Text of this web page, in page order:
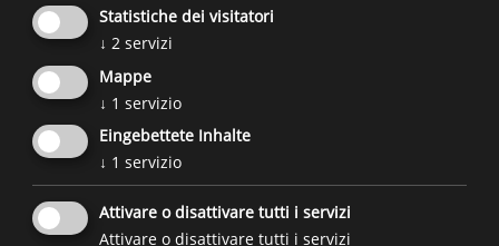
Quipotete trovare consigli su
vostri figli e le vostre figlie dalla violenza sessuale su
internet.
Fonte:SaferInternet.at
Un’iniziativa del Forum Prevenzione
collaborazione con
ulteriori partner.
Statistiche dei visitatori
↓ 2 servizi
Mappe
↓ 1 servizio
Eingebettete Inhalte
↓ 1 servizio
Attivare o disattivare tutti i servizi
Attivare o disattivare tutti i servizi